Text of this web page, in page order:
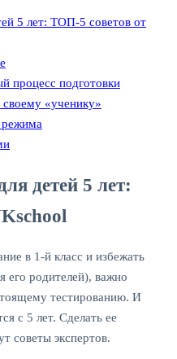
5 лет: ТОП-5 советов от
процесс подготовки
«ученику»
режима
детей 5 лет:
в 1-й класс и избежать
его родителей), важно
тестированию. И
с 5 лет. Сделать ее
советы экспертов.